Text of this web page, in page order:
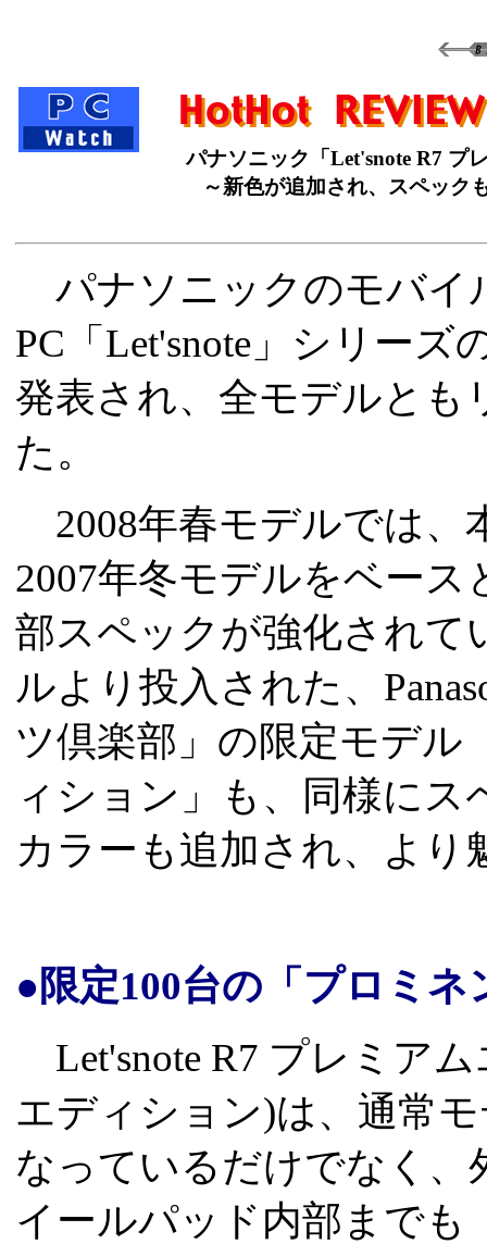
パナソニック「Let'snote R7 プ
～新色が追加され、スペック
パナソニックのモバイ
PC「Let'snote」シリーズ
発表され、全モデルとも
た。
2008年春モデルでは、
2007年冬モデルをベー
部スペックが強化されて
ルより投入された、
ツ倶楽部」の限定モデル
ィション」も、同様に
カラーも追加され、より
●限定100台の「プロミ
Let'snote R7 プレミア
エディション)は、通常
なっているだけでなく、
イールパッド内部まで